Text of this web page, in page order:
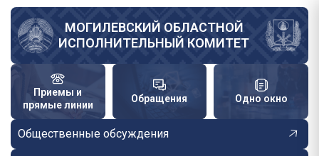
Перейти
основному
содержанию
МОГИЛЕВСКИЙ ОБЛАСТНОЙ
ИСПОЛНИТЕЛЬНЫЙ КОМИТЕТ
Приемы и
прямые линии
Обращения Одно окно
Общественные обсуждения